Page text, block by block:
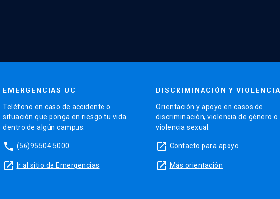
EMERGENCIAS UC
Teléfono en caso de accidente o
situación que ponga en riesgo tu vida
dentro de algún campus.
phone (56)95504 5000
launch Ir al sitio de Emergencias
DISCRIMINACIÓN Y VIOLENCIA
Orientación y apoyo en casos de
discriminación, violencia de género o
violencia sexual.
launch Contacto para apoyo
launch Más orientación